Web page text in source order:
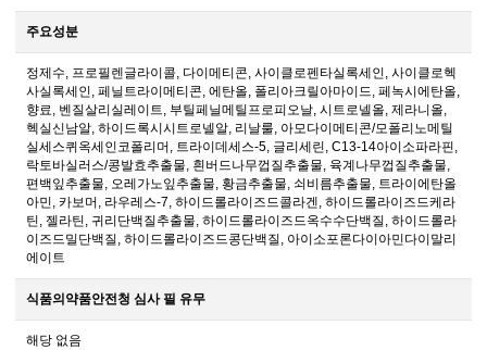
주요성분
정제수, 프로필렌글라이콜, 다이메티콘, 사이클로펜타실록세인, 사이클로헥
사실록세인, 페닐트라이메티콘, 에탄올, 폴리아크릴아마이드, 페녹시에탄올,
향료, 벤질살리실레이트, 부틸페닐메틸프로피오날, 시트로넬올, 제라니올,
헥실신남알, 하이드록시시트로넬알, 리날룰, 아모다이메티콘/모폴리노메틸
실세스퀴옥세인코폴리머, 트라이데세스-5, 글리세린, C13-14아이소파라핀,
락토바실러스/콩발효추출물, 흰버드나무껍질추출물, 육계나무껍질추출물,
편백잎추출물, 오레가노잎추출물, 황금추출물, 쇠비름추출물, 트라이에탄올
아민, 카보머, 라우레스-7, 하이드롤라이즈드콜라겐, 하이드롤라이즈드케라
틴, 젤라틴, 귀리단백질추출물, 하이드롤라이즈드옥수수단백질, 하이드롤라
이즈드밀단백질, 하이드롤라이즈드콩단백질, 아이소포론다이아민다이말리
에이트
식품의약품안전청 심사 필 유무
해당 없음